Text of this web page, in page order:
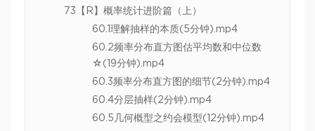
73【R】概率统计进阶篇（上）
60.1理解抽样的本质(5分钟).mp4
60.2频率分布直方图估平均数和中位数
☆(19分钟).mp4
60.3频率分布直方图的细节(2分钟).mp4
60.4分层抽样(2分钟).mp4
60.5几何概型之约会模型(12分钟).mp4